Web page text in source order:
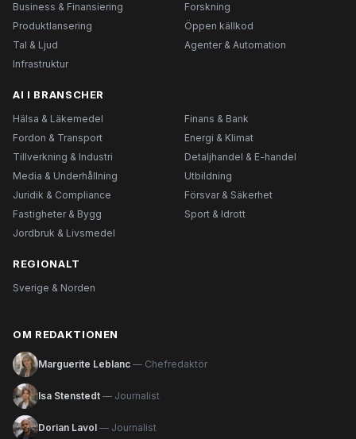
Business & Finansiering
Forskning
Produktlansering
Öppen källkod
Tal & Ljud
Agenter & Automation
Infrastruktur
AI I BRANSCHER
Hälsa & Läkemedel
Finans & Bank
Fordon & Transport
Energi & Klimat
Tillverkning & Industri
Detaljhandel & E-handel
Media & Underhållning
Utbildning
Juridik & Compliance
Försvar & Säkerhet
Fastigheter & Bygg
Sport & Idrott
Jordbruk & Livsmedel
REGIONALT
Sverige & Norden
OM REDAKTIONEN
Marguerite Leblanc — Chefredaktör
Isa Stenstedt — Journalist
Dorian Lavol — Journalist